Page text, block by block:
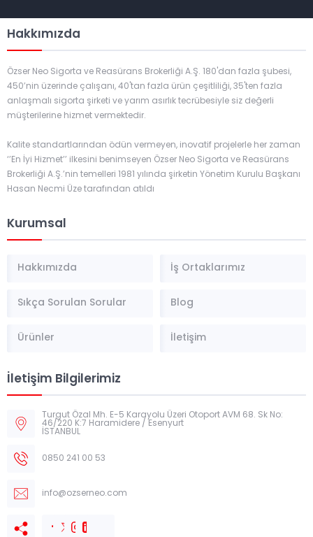
Hakkımızda
Özser Neo Sigorta ve Reasürans Brokerliği A.Ş. 180'dan fazla şubesi,
450’nin üzerinde çalışanı, 40'tan fazla ürün çeşitliliği, 35'ten fazla
anlaşmalı sigorta şirketi ve yarım asırlık tecrübesiyle siz değerli
müşterilerine hizmet vermektedir.
Kalite standartlarından ödün vermeyen, inovatif projelerle her zaman
‘’En İyi Hizmet’’ ilkesini benimseyen Özser Neo Sigorta ve Reasürans
Brokerliği A.Ş.’nin temelleri 1981 yılında şirketin Yönetim Kurulu Başkanı
Hasan Necmi Üze tarafından atıldı
Kurumsal
Hakkımızda İş Ortaklarımız
Sıkça Sorulan Sorular Blog
Ürünler İletişim
İletişim Bilgilerimiz
Turgut Özal Mh. E-5 Karayolu Üzeri Otoport AVM 68. Sk No:
46/220 K:7 Haramidere / Esenyurt
İSTANBUL
0850 241 00 53
info@ozserneo.com